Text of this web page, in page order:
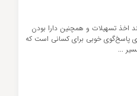
اخذ تسهيلات و همچنين دارا بودن
پاسخ‌گوی خوبی برای كسانی است كه
...